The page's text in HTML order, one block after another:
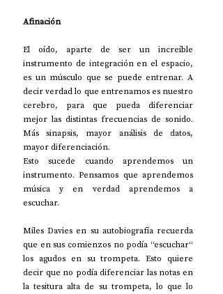
Afinación
El oído, aparte de ser un increíble
instrumento de integración en el espacio,
es un músculo que se puede entrenar. A
decir verdad lo que entrenamos es nuestro
cerebro, para que pueda diferenciar
mejor las distintas frecuencias de sonido.
Más sinapsis, mayor análisis de datos,
mayor diferenciación.
Esto sucede cuando aprendemos un
instrumento. Pensamos que aprendemos
música y en verdad aprendemos a
escuchar.
Miles Davies en su autobiografía recuerda
que en sus comienzos no podía “escuchar“
los agudos en su trompeta. Esto quiere
decir que no podía diferenciar las notas en
la tesitura alta de su trompeta, lo que lo